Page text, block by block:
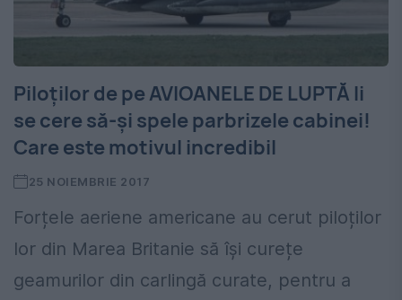
Piloților de pe AVIOANELE DE LUPTĂ li
se cere să-și spele parbrizele cabinei!
Care este motivul incredibil
25 NOIEMBRIE 2017
Forțele aeriene americane au cerut piloților
lor din Marea Britanie să își curețe
geamurilor din carlingă curate, pentru a